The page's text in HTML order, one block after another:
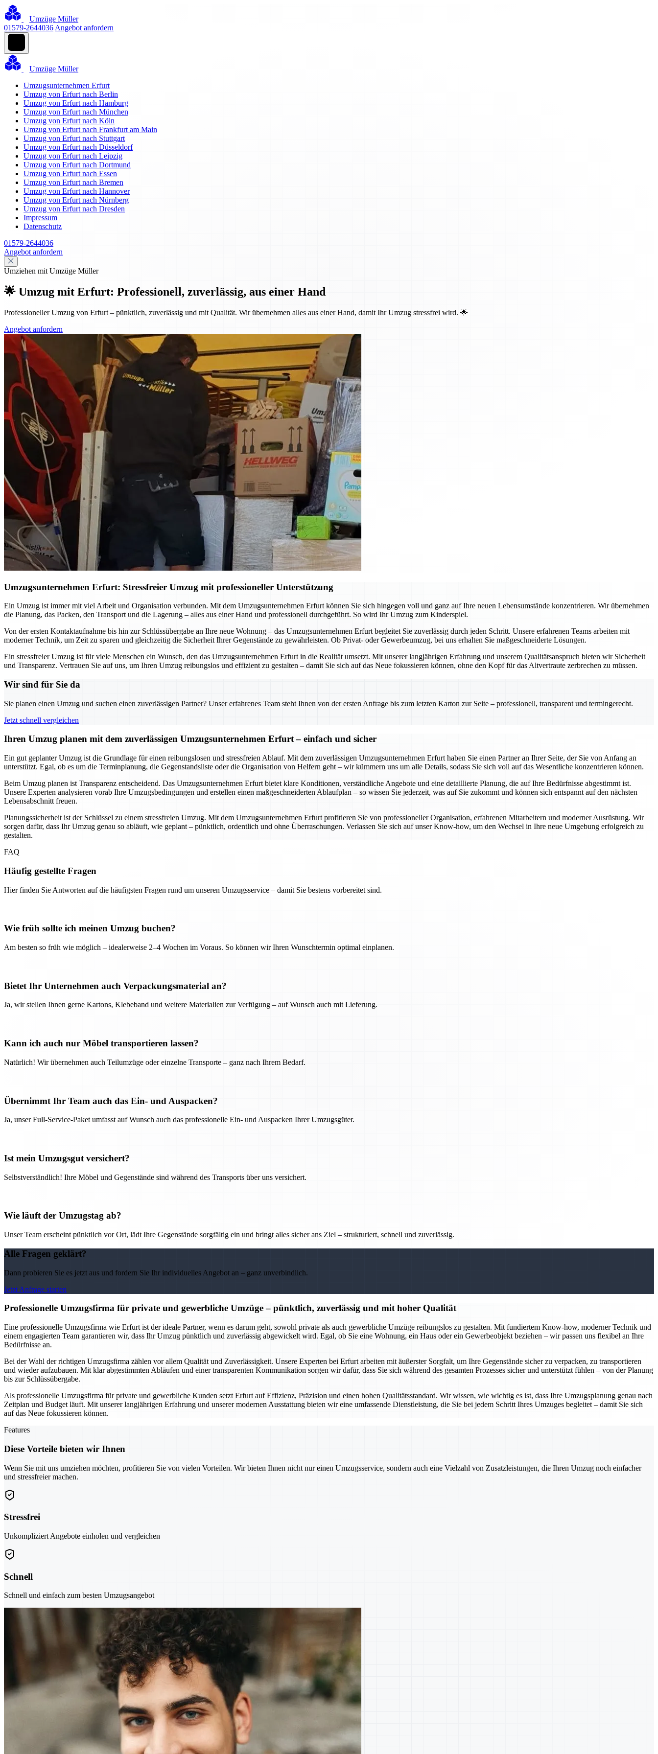
Umzüge Müller
01579-2644036 Angebot anfordern
Umzüge Müller
Umzugsunternehmen Erfurt
Umzug von Erfurt nach Berlin
Umzug von Erfurt nach Hamburg
Umzug von Erfurt nach München
Umzug von Erfurt nach Köln
Umzug von Erfurt nach Frankfurt am Main
Umzug von Erfurt nach Stuttgart
Umzug von Erfurt nach Düsseldorf
Umzug von Erfurt nach Leipzig
Umzug von Erfurt nach Dortmund
Umzug von Erfurt nach Essen
Umzug von Erfurt nach Bremen
Umzug von Erfurt nach Hannover
Umzug von Erfurt nach Nürnberg
Umzug von Erfurt nach Dresden
Impressum
Datenschutz
01579-2644036
Angebot anfordern
Umziehen mit Umzüge Müller
🌟 Umzug mit Erfurt: Professionell, zuverlässig, aus einer Hand
Professioneller Umzug von Erfurt – pünktlich, zuverlässig und mit Qualität. Wir übernehmen alles aus einer Hand, damit Ihr Umzug stressfrei wird. 🌟
Angebot anfordern
Umzugsunternehmen Erfurt: Stressfreier Umzug mit professioneller Unterstützung
Ein Umzug ist immer mit viel Arbeit und Organisation verbunden. Mit dem Umzugsunternehmen Erfurt können Sie sich hingegen voll und ganz auf Ihre neuen Lebensumstände konzentrieren. Wir übernehmen
die Planung, das Packen, den Transport und die Lagerung – alles aus einer Hand und professionell durchgeführt. So wird Ihr Umzug zum Kinderspiel.
Von der ersten Kontaktaufnahme bis hin zur Schlüssübergabe an Ihre neue Wohnung – das Umzugsunternehmen Erfurt begleitet Sie zuverlässig durch jeden Schritt. Unsere erfahrenen Teams arbeiten mit
moderner Technik, um Zeit zu sparen und gleichzeitig die Sicherheit Ihrer Gegenstände zu gewährleisten. Ob Privat- oder Gewerbeumzug, bei uns erhalten Sie maßgeschneiderte Lösungen.
Ein stressfreier Umzug ist für viele Menschen ein Wunsch, den das Umzugsunternehmen Erfurt in die Realität umsetzt. Mit unserer langjährigen Erfahrung und unserem Qualitätsanspruch bieten wir Sicherheit
und Transparenz. Vertrauen Sie auf uns, um Ihren Umzug reibungslos und effizient zu gestalten – damit Sie sich auf das Neue fokussieren können, ohne den Kopf für das Altvertraute zerbrechen zu müssen.
Wir sind für Sie da
Sie planen einen Umzug und suchen einen zuverlässigen Partner? Unser erfahrenes Team steht Ihnen von der ersten Anfrage bis zum letzten Karton zur Seite – professionell, transparent und termingerecht.
Jetzt schnell vergleichen
Ihren Umzug planen mit dem zuverlässigen Umzugsunternehmen Erfurt – einfach und sicher
Ein gut geplanter Umzug ist die Grundlage für einen reibungslosen und stressfreien Ablauf. Mit dem zuverlässigen Umzugsunternehmen Erfurt haben Sie einen Partner an Ihrer Seite, der Sie von Anfang an
unterstützt. Egal, ob es um die Terminplanung, die Gegenstandsliste oder die Organisation von Helfern geht – wir kümmern uns um alle Details, sodass Sie sich voll auf das Wesentliche konzentrieren können.
Beim Umzug planen ist Transparenz entscheidend. Das Umzugsunternehmen Erfurt bietet klare Konditionen, verständliche Angebote und eine detaillierte Planung, die auf Ihre Bedürfnisse abgestimmt ist.
Unsere Experten analysieren vorab Ihre Umzugsbedingungen und erstellen einen maßgeschneiderten Ablaufplan – so wissen Sie jederzeit, was auf Sie zukommt und können sich entspannt auf den nächsten
Lebensabschnitt freuen.
Planungssicherheit ist der Schlüssel zu einem stressfreien Umzug. Mit dem Umzugsunternehmen Erfurt profitieren Sie von professioneller Organisation, erfahrenen Mitarbeitern und moderner Ausrüstung. Wir
sorgen dafür, dass Ihr Umzug genau so abläuft, wie geplant – pünktlich, ordentlich und ohne Überraschungen. Verlassen Sie sich auf unser Know-how, um den Wechsel in Ihre neue Umgebung erfolgreich zu
gestalten.
FAQ
Häufig gestellte Fragen
Hier finden Sie Antworten auf die häufigsten Fragen rund um unseren Umzugsservice – damit Sie bestens vorbereitet sind.
Wie früh sollte ich meinen Umzug buchen?
Am besten so früh wie möglich – idealerweise 2–4 Wochen im Voraus. So können wir Ihren Wunschtermin optimal einplanen.
Bietet Ihr Unternehmen auch Verpackungsmaterial an?
Ja, wir stellen Ihnen gerne Kartons, Klebeband und weitere Materialien zur Verfügung – auf Wunsch auch mit Lieferung.
Kann ich auch nur Möbel transportieren lassen?
Natürlich! Wir übernehmen auch Teilumzüge oder einzelne Transporte – ganz nach Ihrem Bedarf.
Übernimmt Ihr Team auch das Ein- und Auspacken?
Ja, unser Full-Service-Paket umfasst auf Wunsch auch das professionelle Ein- und Auspacken Ihrer Umzugsgüter.
Ist mein Umzugsgut versichert?
Selbstverständlich! Ihre Möbel und Gegenstände sind während des Transports über uns versichert.
Wie läuft der Umzugstag ab?
Unser Team erscheint pünktlich vor Ort, lädt Ihre Gegenstände sorgfältig ein und bringt alles sicher ans Ziel – strukturiert, schnell und zuverlässig.
Alle Fragen geklärt?
Dann probieren Sie es jetzt aus und fordern Sie Ihr individuelles Angebot an – ganz unverbindlich.
Jetzt Anfrage starten
Professionelle Umzugsfirma für private und gewerbliche Umzüge – pünktlich, zuverlässig und mit hoher Qualität
Eine professionelle Umzugsfirma wie Erfurt ist der ideale Partner, wenn es darum geht, sowohl private als auch gewerbliche Umzüge reibungslos zu gestalten. Mit fundiertem Know-how, moderner Technik und
einem engagierten Team garantieren wir, dass Ihr Umzug pünktlich und zuverlässig abgewickelt wird. Egal, ob Sie eine Wohnung, ein Haus oder ein Gewerbeobjekt beziehen – wir passen uns flexibel an Ihre
Bedürfnisse an.
Bei der Wahl der richtigen Umzugsfirma zählen vor allem Qualität und Zuverlässigkeit. Unsere Experten bei Erfurt arbeiten mit äußerster Sorgfalt, um Ihre Gegenstände sicher zu verpacken, zu transportieren
und wieder aufzubauen. Mit klar abgestimmten Abläufen und einer transparenten Kommunikation sorgen wir dafür, dass Sie sich während des gesamten Prozesses sicher und unterstützt fühlen – von der Planung
bis zur Schlüssübergabe.
Als professionelle Umzugsfirma für private und gewerbliche Kunden setzt Erfurt auf Effizienz, Präzision und einen hohen Qualitätsstandard. Wir wissen, wie wichtig es ist, dass Ihre Umzugsplanung genau nach
Zeitplan und Budget läuft. Mit unserer langjährigen Erfahrung und unserer modernen Ausstattung bieten wir eine umfassende Dienstleistung, die Sie bei jedem Schritt Ihres Umzuges begleitet – damit Sie sich
auf das Neue fokussieren können.
Features
Diese Vorteile bieten wir Ihnen
Wenn Sie mit uns umziehen möchten, profitieren Sie von vielen Vorteilen. Wir bieten Ihnen nicht nur einen Umzugsservice, sondern auch eine Vielzahl von Zusatzleistungen, die Ihren Umzug noch einfacher
und stressfreier machen.
Stressfrei
Unkompliziert Angebote einholen und vergleichen
Schnell
Schnell und einfach zum besten Umzugsangebot